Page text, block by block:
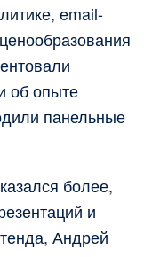
email-
об опыте
панельные
более,
и
Андрей